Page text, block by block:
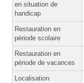
en situation de
handicap
Restauration en
période scolaire
Restauration en
période de vacances
Localisation